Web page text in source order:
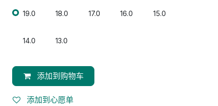
19.0 18.0 17.0 16.0 15.0
14.0 13.0
添加到购物车
添加到心愿单